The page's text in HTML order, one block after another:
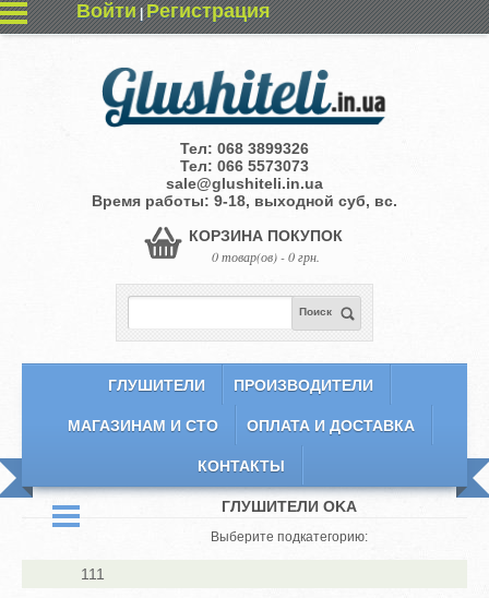
Войти|Регистрация
Тел: 068 3899326
Тел: 066 5573073
sale@glushiteli.in.ua
Время работы: 9-18, выходной суб, вс.
КОРЗИНА ПОКУПОК
0 товар(ов) - 0 грн.
Поиск
ГЛУШИТЕЛИ ПРОИЗВОДИТЕЛИ
МАГАЗИНАМ И СТО ОПЛАТА И ДОСТАВКА
КОНТАКТЫ
ГЛУШИТЕЛИ OKA
Выберите подкатегорию:
111